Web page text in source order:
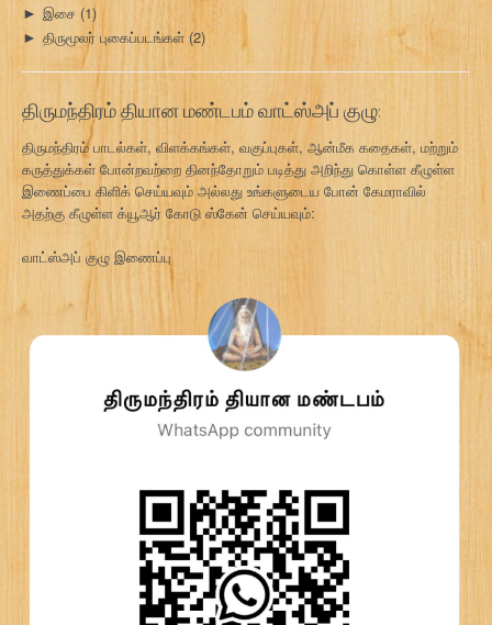
► இசை (1)
► திருமூலர் புகைப்படங்கள் (2)
திருமந்திரம் தியான மண்டபம் வாட்ஸ்அப் குழு:
திருமந்திரம் பாடல்கள், விளக்கங்கள், வகுப்புகள், ஆன்மீக கதைகள், மற்றும்
கருத்துக்கள் போன்றவற்றை தினந்தோறும் படித்து அறிந்து கொள்ள கீழுள்ள
இணைப்பை கிளிக் செய்யவும் அல்லது உங்களுடைய போன் கேமராவில்
அதற்கு கீழுள்ள க்யூஆர் கோடு ஸ்கேன் செய்யவும்:
வாட்ஸ்அப் குழு இணைப்பு